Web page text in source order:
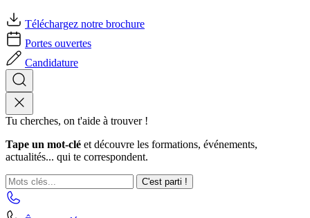
Téléchargez notre brochure
Portes ouvertes
Candidature
Tu cherches, on t'aide à trouver !
Tape un mot-clé et découvre les formations, événements,
actualités... qui te correspondent.
C'est parti !